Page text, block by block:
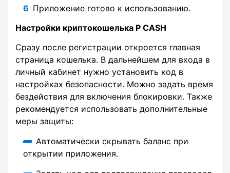
Приложение готово к использованию.
Настройки криптокошелька P CASH
Сразу после регистрации откроется главная
страница кошелька. В дальнейшем для входа в
личный кабинет нужно установить код в
настройках безопасности. Можно задать время
бездействия для включения блокировки. Также
рекомендуется использовать дополнительные
меры защиты:
Автоматически скрывать баланс при
открытии приложения.